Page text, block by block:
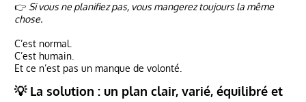
👉 Si vous ne planifiez pas, vous mangerez toujours la même
chose.
C’est normal.
C’est humain.
Et ce n’est pas un manque de volonté.
💡 La solution : un plan clair, varié, équilibré et